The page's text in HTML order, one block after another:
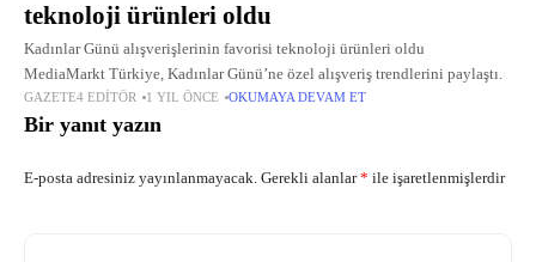
teknoloji ürünleri oldu
Kadınlar Günü alışverişlerinin favorisi teknoloji ürünleri oldu
MediaMarkt Türkiye, Kadınlar Günü’ne özel alışveriş trendlerini paylaştı.
GAZETE4 EDITÖR 1 YIL ÖNCE OKUMAYA DEVAM ET
Bir yanıt yazın
E-posta adresiniz yayınlanmayacak. Gerekli alanlar* ile işaretlenmişlerdir